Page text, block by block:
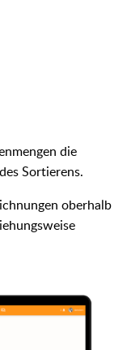
die
Sortierens.
oberhalb